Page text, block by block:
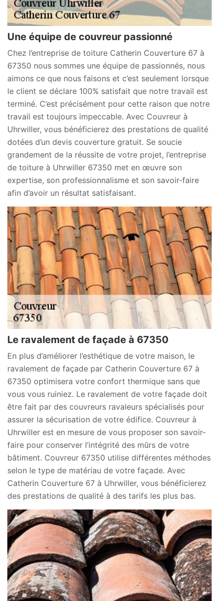
Une équipe de couvreur passionné
Chez l’entreprise de toiture Catherin Couverture 67 à
67350 nous sommes une équipe de passionnés, nous
aimons ce que nous faisons et c’est seulement lorsque
le client se déclare 100% satisfait que notre travail est
terminé. C’est précisément pour cette raison que notre
travail est toujours impeccable. Avec Couvreur à
Uhrwiller, vous bénéficierez des prestations de qualité
dotées d’un devis couverture gratuit. Se soucie
grandement de la réussite de votre projet, l’entreprise
de toiture à Uhrwiller 67350 met en œuvre son
expertise, son professionnalisme et son savoir-faire
afin d’avoir un résultat satisfaisant.
Le ravalement de façade à 67350
En plus d’améliorer l’esthétique de votre maison, le
ravalement de façade par Catherin Couverture 67 à
67350 optimisera votre confort thermique sans que
vous vous ruiniez. Le ravalement de votre façade doit
être fait par des couvreurs ravaleurs spécialisés pour
assurer la sécurisation de votre édifice. Couvreur à
Uhrwiller est en mesure de vous proposer son savoir-
faire pour conserver l’intégrité des mûrs de votre
bâtiment. Couvreur 67350 utilise différentes méthodes
selon le type de matériau de votre façade. Avec
Catherin Couverture 67 à Uhrwiller, vous bénéficierez
des prestations de qualité à des tarifs les plus bas.